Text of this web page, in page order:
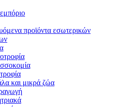
προϊόντα εσωτερικών
και μικρά ζώα